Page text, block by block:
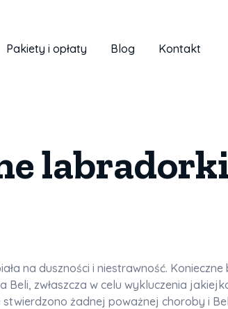
Pakiety i opłaty Blog Kontakt
na duszności i niestrawność.
Beli, zwłaszcza w celu wykluczenia
stwierdzono żadnej poważnej choroby i